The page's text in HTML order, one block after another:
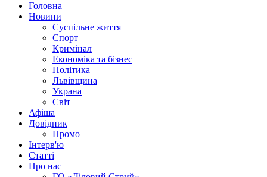
Головна
Новини
Суспільне життя
Спорт
Кримінал
Економіка та бізнес
Політика
Львівщина
Украна
Світ
Афіша
Довідник
Промо
Інтерв'ю
Статті
Про нас